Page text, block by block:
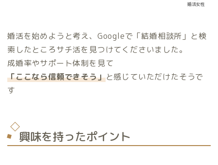
婚活女性
婚活を始めようと考え、Googleで「結婚相談所」と検
索したところサチ活を見つけてくださいました。
成婚率やサポート体制を見て
「ここなら信頼できそう」と感じていただけたそうで
す
興味を持ったポイント